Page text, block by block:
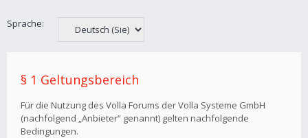
Sprache:
§ 1 Geltungsbereich
Für die Nutzung des Volla Forums der Volla Systeme GmbH
(nachfolgend „Anbieter“ genannt) gelten nachfolgende
Bedingungen.